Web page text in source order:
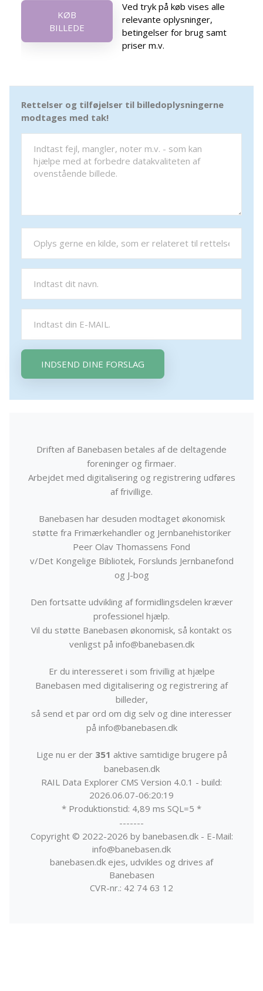
KØB
BILLEDE
Ved tryk på køb vises alle
relevante oplysninger,
betingelser for brug samt
priser m.v.
Rettelser og tilføjelser til billedoplysningerne
modtages med tak!
INDSEND DINE FORSLAG
Driften af Banebasen betales af de deltagende
foreninger og firmaer.
Arbejdet med digitalisering og registrering udføres
af frivillige.
Banebasen har desuden modtaget økonomisk
støtte fra Frimærkehandler og Jernbanehistoriker
Peer Olav Thomassens Fond
v/Det Kongelige Bibliotek, Forslunds Jernbanefond
og J-bog
Den fortsatte udvikling af formidlingsdelen kræver
professionel hjælp.
Vil du støtte Banebasen økonomisk, så kontakt os
venligst på info@banebasen.dk
Er du interesseret i som frivillig at hjælpe
Banebasen med digitalisering og registrering af
billeder,
så send et par ord om dig selv og dine interesser
på info@banebasen.dk
Lige nu er der 351 aktive samtidige brugere på
banebasen.dk
RAIL Data Explorer CMS Version 4.0.1 - build:
2026.06.07-06:20:19
* Produktionstid: 4,89 ms SQL=5 *
-------
Copyright © 2022-2026 by banebasen.dk - E-Mail:
info@banebasen.dk
banebasen.dk ejes, udvikles og drives af
Banebasen
CVR-nr.: 42 74 63 12